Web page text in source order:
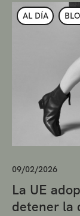
AL DÍA
09/02/2026
La UE
detener la